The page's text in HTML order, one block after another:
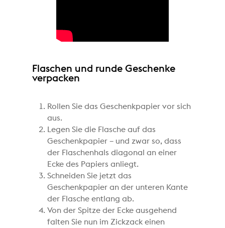
Flaschen und runde Geschenke
verpacken
Rollen Sie das Geschenkpapier vor sich
aus.
Legen Sie die Flasche auf das
Geschenkpapier – und zwar so, dass
der Flaschenhals diagonal an einer
Ecke des Papiers anliegt.
Schneiden Sie jetzt das
Geschenkpapier an der unteren Kante
der Flasche entlang ab.
Von der Spitze der Ecke ausgehend
falten Sie nun im Zickzack einen